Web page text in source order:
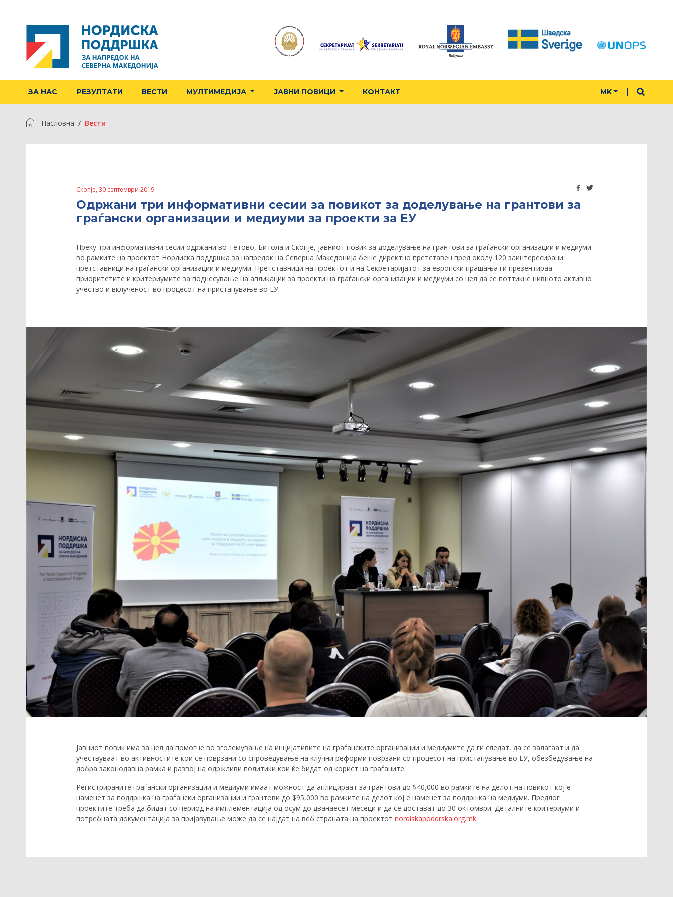
ЗА НАС РЕЗУЛТАТИ ВЕСТИ МУЛТИМЕДИЈА ЈАВНИ ПОВИЦИ КОНТАКТ MK
Насловна Вести
Скопје, 30 септември 2019.
Одржани три информативни сесии за повикот за доделување на грантови за
граѓански организации и медиуми за проекти за ЕУ
Преку три информативни сесии одржани во Тетово, Битола и Скопје, јавниот повик за доделување на грантови за граѓански организации и медиуми
во рамките на проектот Нордиска поддршка за напредок на Северна Македонија беше директно претставен пред околу 120 заинтересирани
претставници на граѓански организации и медиуми. Претставници на проектот и на Секретаријатот за европски прашања ги презентираа
приоритетите и критериумите за поднесување на апликации за проекти на граѓански организации и медиуми со цел да се поттикне нивното активно
учество и вклученост во процесот на пристапување во ЕУ.
Јавниот повик има за цел да помогне во зголемување на инцијативите на граѓанските организации и медиумите да ги следат, да се залагаат и да
учествуваат во активностите кои се поврзани со спроведување на клучни реформи поврзани со процесот на пристапување во ЕУ, обезбедување на
добра законодавна рамка и развој на одржливи политики кои ќе бидат од корист на граѓаните.
Регистрираните граѓански организации и медиуми имаат можност да аплицираат за грантови до $40,000 во рамките на делот на повикот кој е
наменет за поддршка на граѓански организации и грантови до $95,000 во рамките на делот кој е наменет за поддршка на медиуми. Предлог
проектите треба да бидат со период на имплементација од осум до дванаесет месеци и да се достават до 30 октомври. Деталните критериуми и
потребната документација за пријавување може да се најдат на веб страната на проектот nordiskapoddrska.org.mk.